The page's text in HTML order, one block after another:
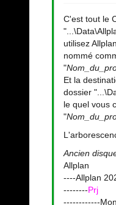
C'est tout le
utilisez
nommé
"
Et la
dossier
le quel vous
"
Ancien
Allplan
----Allplan
--------Prj
------------